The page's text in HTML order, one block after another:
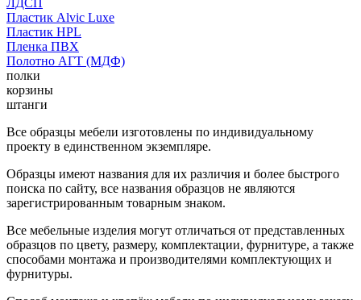
Пластик Alvic Luxe
Пластик HPL
Пленка ПВХ
Полотно АГТ (МДФ)
полки
корзины
штанги
Все образцы мебели изготовлены по индивидуальному
проекту в единственном экземпляре.
Образцы имеют названия для их различия и более быстрого
поиска по сайту, все названия образцов не являются
зарегистрированным товарным знаком.
Все мебельные изделия могут отличаться от представленных
образцов по цвету, размеру, комплектации, фурнитуре, а также
способами монтажа и производителями комплектующих и
фурнитуры.